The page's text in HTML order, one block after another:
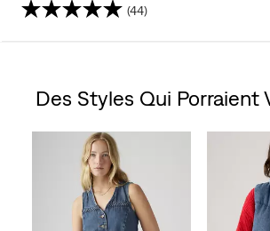
(44)
sur
5.
évaluations
Des Styles Qui Porraient